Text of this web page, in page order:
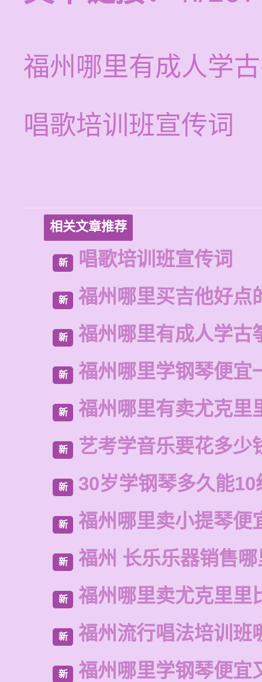
福州哪里有成人学
唱歌培训班宣传词
相关文章推荐
新 唱歌培训班宣传词
新 福州哪里买吉他好点
新 福州哪里有成人学古
新 福州哪里学钢琴便宜
新 福州哪里有卖尤克里
新 艺考学音乐要花多少
新 30岁学钢琴多久能10
新 福州哪里卖小提琴便
新 福州 长乐乐器销售
新 福州哪里卖尤克里里
新 福州流行唱法培训班
新 福州哪里学钢琴便宜